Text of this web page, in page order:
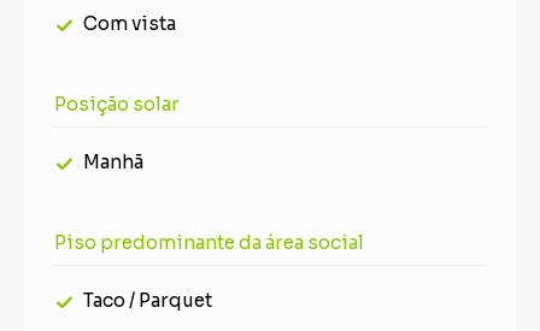
Com vista
Posição solar
Manhã
Piso predominante da área social
Taco / Parquet